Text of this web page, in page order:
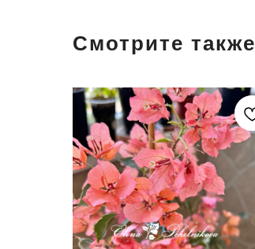
Смотрите также